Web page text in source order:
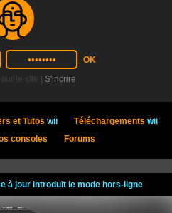
le site | S'incrire
et Tutos wii Téléchargements wii
consoles
Forums
à jour introduit le mode hors-ligne